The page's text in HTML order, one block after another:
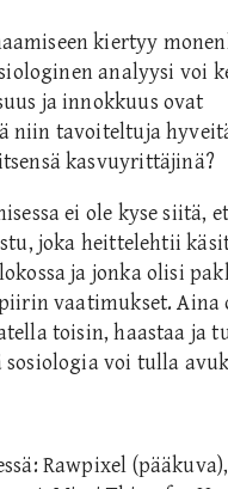
kiertyy
analyysi voi
ja innokkuus ovat
niin tavoiteltuja
kasvuyrittäjinä?
ei ole kyse siitä,
joka heittelehtii
ja jonka olisi
vaatimukset. Aina
toisin, haastaa ja
sosiologia voi tulla
Rawpixel